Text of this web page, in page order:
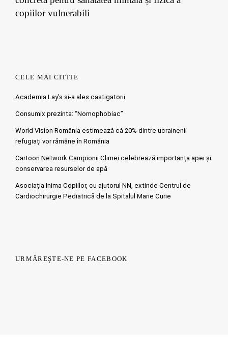
copiilor vulnerabili
CELE MAI CITITE
Academia Lay’s si-a ales castigatorii
Consumix prezinta: “Nomophobiac”
World Vision România estimează că 20% dintre ucrainenii
refugiați vor rămâne în România
Cartoon Network Campionii Climei celebrează importanța apei și
conservarea resurselor de apă
Asociația Inima Copiilor, cu ajutorul NN, extinde Centrul de
Cardiochirurgie Pediatrică de la Spitalul Marie Curie
URMĂREȘTE-NE PE FACEBOOK